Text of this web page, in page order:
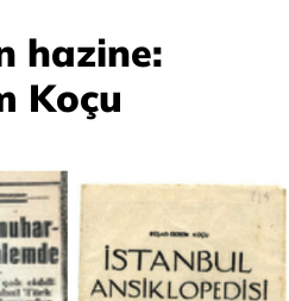
hazine:
Koçu